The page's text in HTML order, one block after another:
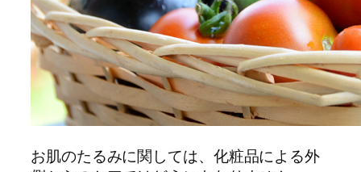
お肌のたるみに関しては、化粧品による外